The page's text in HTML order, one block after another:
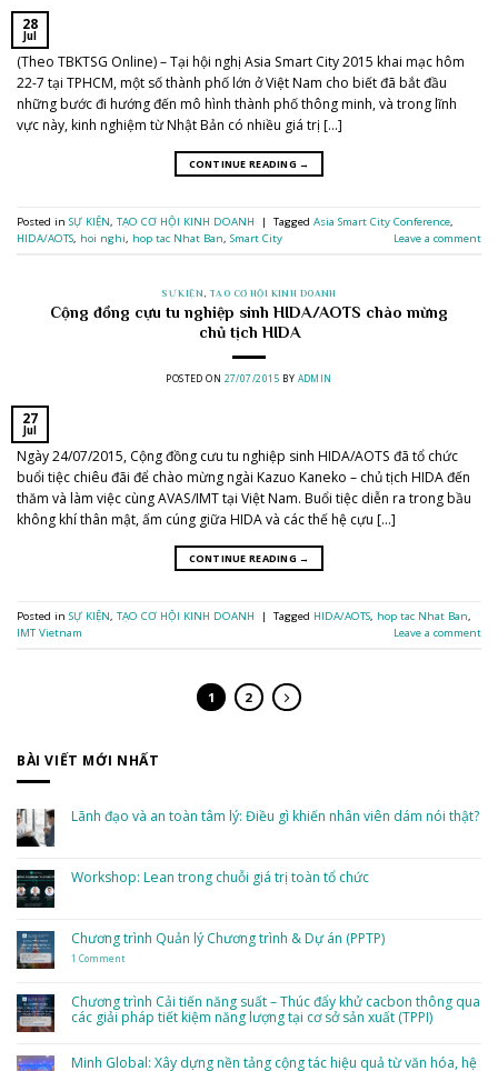
28
Jul
(Theo TBKTSG Online) – Tại hội nghị Asia Smart City 2015 khai mạc hôm
22-7 tại TPHCM, một số thành phố lớn ở Việt Nam cho biết đã bắt đầu
những bước đi hướng đến mô hình thành phố thông minh, và trong lĩnh
vực này, kinh nghiệm từ Nhật Bản có nhiều giá trị […]
CONTINUE READING →
Posted in SỰ KIỆN, TẠO CƠ HỘI KINH DOANH | Tagged Asia Smart City Conference,
HIDA/AOTS, hoi nghi, hop tac Nhat Ban, Smart City Leave a comment
SỰ KIỆN , TẠO CƠ HỘI KINH DOANH
Cộng đồng cựu tu nghiệp sinh HIDA/AOTS chào mừng
chủ tịch HIDA
POSTED ON 27/07/2015 BY ADMIN
27
Jul
Ngày 24/07/2015, Cộng đồng cưu tu nghiệp sinh HIDA/AOTS đã tổ chức
buổi tiệc chiêu đãi để chào mừng ngài Kazuo Kaneko – chủ tịch HIDA đến
thăm và làm việc cùng AVAS/IMT tại Việt Nam. Buổi tiệc diễn ra trong bầu
không khí thân mật, ấm cúng giữa HIDA và các thế hệ cựu […]
CONTINUE READING →
Posted in SỰ KIỆN, TẠO CƠ HỘI KINH DOANH | Tagged HIDA/AOTS, hop tac Nhat Ban,
IMT Vietnam
Leave a comment
1 2
BÀI VIẾT MỚI NHẤT
Lãnh đạo và an toàn tâm lý: Điều gì khiến nhân viên dám nói thật?
đạo
lý:
Điều
gì
dám
nói
thật?
Workshop: Lean trong chuỗi giá trị toàn tổ chức
Workshop:
Lean
trong
chuỗi
toàn
tổ
chức
Chương trình Quản lý Chương trình & Dự án (PPTP)
1 Commenton
lý
Chương
trình
án
Chương trình Cải tiến năng suất – Thúc đẩy khử cacbon thông qua
các giải pháp tiết kiệm năng lượng tại cơ sở sản xuất (TPPI)
on
Minh Global: Xây dựng nền tảng cộng tác hiệu quả từ văn hóa, hệ